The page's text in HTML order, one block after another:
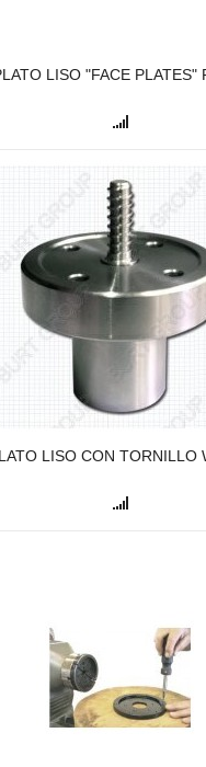
LISO "FACE PLATES"
LISO CON TORNILLO